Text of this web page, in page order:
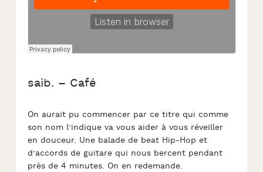
saib. – Café
On aurait pu commencer par ce titre qui comme
son nom l’indique va vous aider à vous réveiller
en douceur. Une balade de beat Hip-Hop et
d’accords de guitare qui nous bercent pendant
près de 4 minutes. On en redemande.